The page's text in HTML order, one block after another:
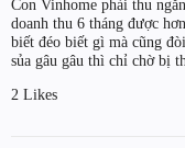
Con Vinhome phải thu
doanh thu 6 tháng được
biết đéo biết gì mà cũng
sủa gâu gâu thì chỉ chờ bị
2 Likes